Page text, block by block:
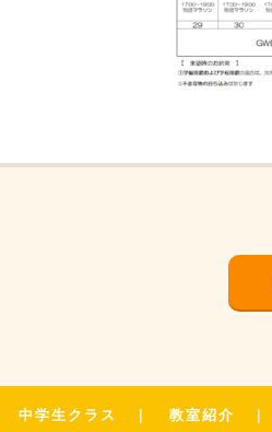
中学生クラス 教室紹介